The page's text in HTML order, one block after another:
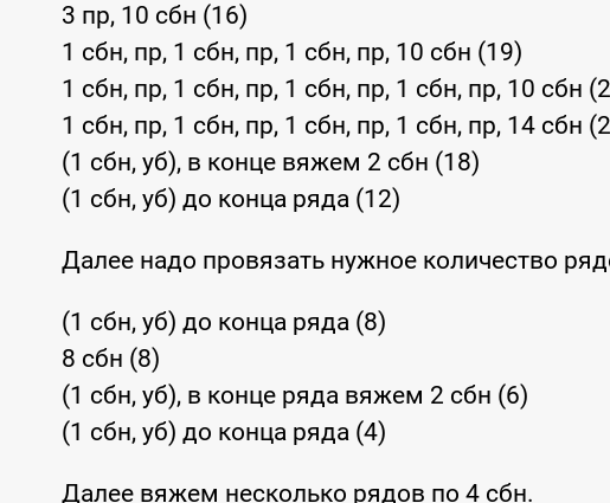
3 пр, 10 сбн (16)
1 сбн, пр, 1 сбн, пр, 1 сбн, пр, 10 сбн (19)
1 сбн, пр, 1 сбн, пр, 1 сбн, пр, 1 сбн, пр, 10 сбн
1 сбн, пр, 1 сбн, пр, 1 сбн, пр, 1 сбн, пр, 14 сбн
(1 сбн, уб), в конце вяжем 2 сбн (18)
(1 сбн, уб) до конца ряда (12)
Далее надо провязать нужное количество
(1 сбн, уб) до конца ряда (8)
8 сбн (8)
(1 сбн, уб), в конце ряда вяжем 2 сбн (6)
(1 сбн, уб) до конца ряда (4)
Далее вяжем несколько рядов по 4 сбн.